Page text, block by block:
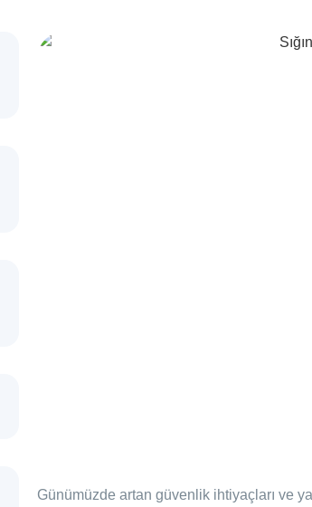
Günümüzde artan güvenlik ihtiyaçları ve